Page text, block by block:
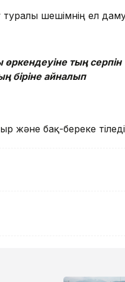
шешімнің ел
тың серпін
біріне айналып
және бақ-береке